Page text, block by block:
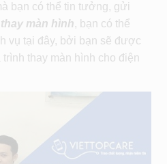
bạn có thể tin tưởng, gửi
thay màn hình, bạn có thể
vụ tại đây, bởi bạn sẽ được
thay màn hình cho điện